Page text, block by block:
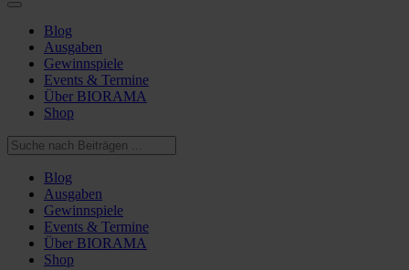
Blog
Ausgaben
Gewinnspiele
Events & Termine
Über BIORAMA
Shop
Blog
Ausgaben
Gewinnspiele
Events & Termine
Über BIORAMA
Shop